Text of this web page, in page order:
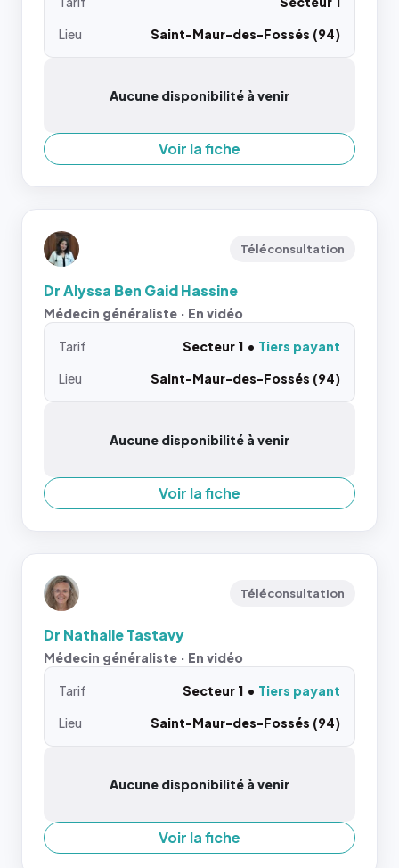
Lieu
Saint-Maur-des-Fossés (94)
Aucune disponibilité à venir
Voir la fiche
Téléconsultation
Dr Alyssa Ben Gaid Hassine
Médecin généraliste · En vidéo
Tarif Secteur 1
Tiers payant
Lieu
Saint-Maur-des-Fossés (94)
Aucune disponibilité à venir
Voir la fiche
Téléconsultation
Dr Nathalie Tastavy
Médecin généraliste · En vidéo
Tarif Secteur 1
Tiers payant
Lieu
Saint-Maur-des-Fossés (94)
Aucune disponibilité à venir
Voir la fiche